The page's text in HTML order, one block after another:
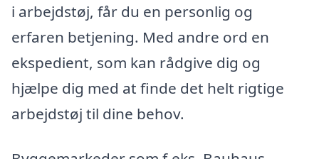
i arbejdstøj, får du en personlig og
erfaren betjening. Med andre ord en
ekspedient, som kan rådgive dig og
hjælpe dig med at finde det helt rigtige
arbejdstøj til dine behov.